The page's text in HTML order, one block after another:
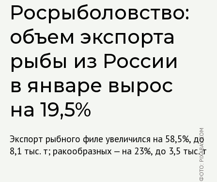
Росрыболовство:
объем экспорта
рыбы из России
в январе вырос
на 19,5%
Экспорт рыбного филе увеличился на 58,5%, до
8,1 тыс. т; ракообразных — на 23%, до 3,5 тыс. т
ФОТО: PIXABAY.COM